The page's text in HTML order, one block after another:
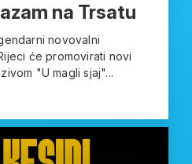
na Trsatu
novovalni
će promovirati novi
"U magli sjaj"...